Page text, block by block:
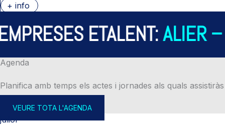
+ info
ETALENT:ALIER –
Agenda
Planifica amb temps els actes i jornades als quals assistiràs
VEURE TOTA L'AGENDA
juliol